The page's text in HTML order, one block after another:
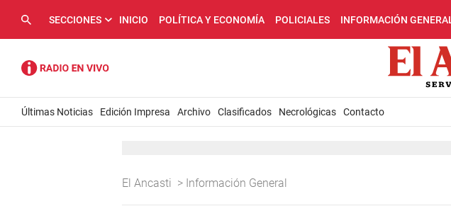
SECCIONES INICIO POLÍTICA Y ECONOMÍA POLICIALES INFORMACIÓN
Últimas Noticias Edición Impresa Archivo Clasificados Necrológicas Contacto
El Ancasti > Información General